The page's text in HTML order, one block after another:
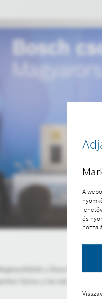
A
és
Megkezdődött a Bosch